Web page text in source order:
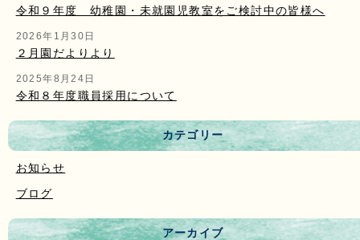
令和９年度 幼稚園・未就園児教室をご検討中の皆様へ
２月園だよりより
2026年1月30日
令和８年度職員採用について
2025年8月24日
カテゴリー
お知らせ
ブログ
アーカイブ